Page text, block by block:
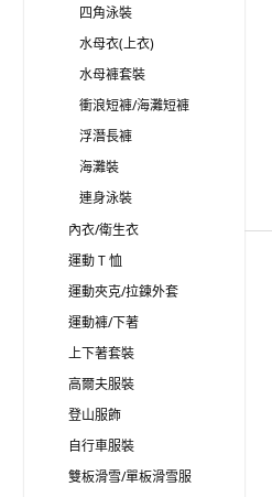
四角泳裝
水母衣(上衣)
水母褲套裝
衝浪短褲/海灘短褲
浮潛長褲
海灘裝
連身泳裝
內衣/衛生衣
運動 T 恤
運動夾克/拉鍊外套
運動褲/下著
上下著套裝
高爾夫服裝
登山服飾
自行車服裝
雙板滑雪/單板滑雪服